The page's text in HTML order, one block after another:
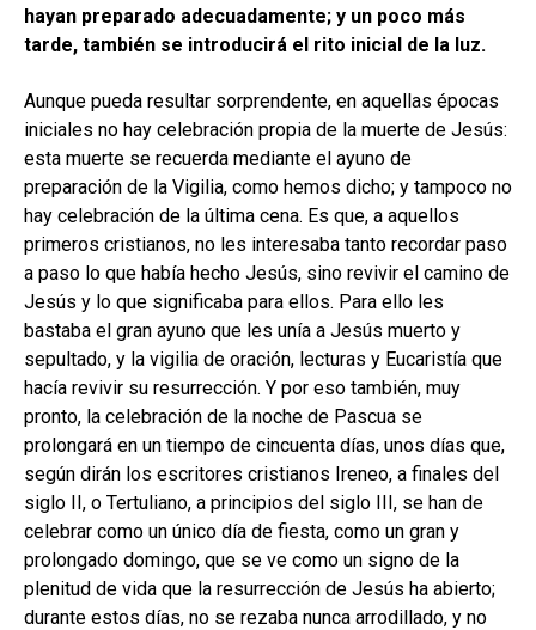
hayan preparado adecuadamente; y un poco más
tarde, también se introducirá el rito inicial de la luz.
Aunque pueda resultar sorprendente, en aquellas épocas
iniciales no hay celebración propia de la muerte de Jesús:
esta muerte se recuerda mediante el ayuno de
preparación de la Vigilia, como hemos dicho; y tampoco no
hay celebración de la última cena. Es que, a aquellos
primeros cristianos, no les interesaba tanto recordar paso
a paso lo que había hecho Jesús, sino revivir el camino de
Jesús y lo que significaba para ellos. Para ello les
bastaba el gran ayuno que les unía a Jesús muerto y
sepultado, y la vigilia de oración, lecturas y Eucaristía que
hacía revivir su resurrección. Y por eso también, muy
pronto, la celebración de la noche de Pascua se
prolongará en un tiempo de cincuenta días, unos días que,
según dirán los escritores cristianos Ireneo, a finales del
siglo II, o Tertuliano, a principios del siglo III, se han de
celebrar como un único día de fiesta, como un gran y
prolongado domingo, que se ve como un signo de la
plenitud de vida que la resurrección de Jesús ha abierto;
durante estos días, no se rezaba nunca arrodillado, y no